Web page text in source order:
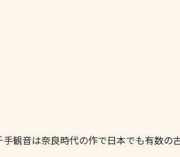
観音は奈良時代の作で日本でも有数の古